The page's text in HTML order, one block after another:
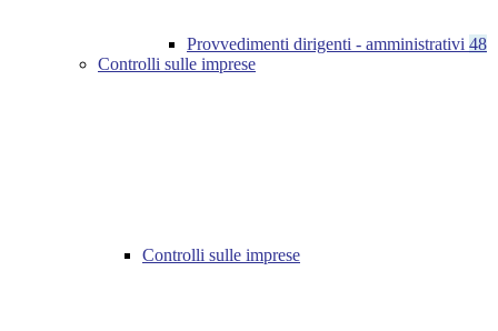
Provvedimenti dirigenti - amministrativi 48
Controlli sulle imprese
Controlli sulle imprese